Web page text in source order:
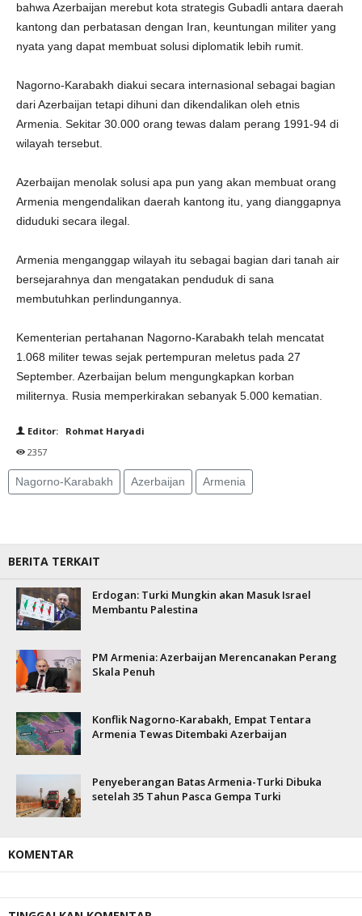
bahwa Azerbaijan merebut kota strategis Gubadli antara daerah
kantong dan perbatasan dengan Iran, keuntungan militer yang
nyata yang dapat membuat solusi diplomatik lebih rumit.
Nagorno-Karabakh diakui secara internasional sebagai bagian
dari Azerbaijan tetapi dihuni dan dikendalikan oleh etnis
Armenia. Sekitar 30.000 orang tewas dalam perang 1991-94 di
wilayah tersebut.
Azerbaijan menolak solusi apa pun yang akan membuat orang
Armenia mengendalikan daerah kantong itu, yang dianggapnya
diduduki secara ilegal.
Armenia menganggap wilayah itu sebagai bagian dari tanah air
bersejarahnya dan mengatakan penduduk di sana
membutuhkan perlindungannya.
Kementerian pertahanan Nagorno-Karabakh telah mencatat
1.068 militer tewas sejak pertempuran meletus pada 27
September. Azerbaijan belum mengungkapkan korban
militernya. Rusia memperkirakan sebanyak 5.000 kematian.
Editor: Rohmat Haryadi
2357
Nagorno-Karabakh Azerbaijan Armenia
BERITA TERKAIT
Erdogan: Turki Mungkin akan Masuk Israel
Membantu Palestina
PM Armenia: Azerbaijan Merencanakan Perang
Skala Penuh
Konflik Nagorno-Karabakh, Empat Tentara
Armenia Tewas Ditembaki Azerbaijan
Penyeberangan Batas Armenia-Turki Dibuka
setelah 35 Tahun Pasca Gempa Turki
KOMENTAR